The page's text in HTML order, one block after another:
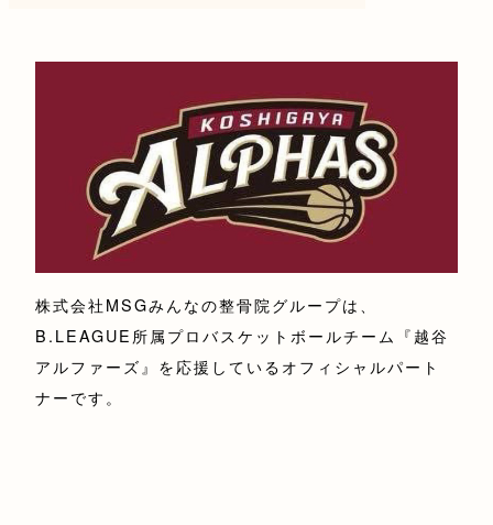
株式会社MSGみんなの整骨院グループは、
B.LEAGUE所属プロバスケットボールチーム『越谷
アルファーズ』を応援しているオフィシャルパート
ナーです。